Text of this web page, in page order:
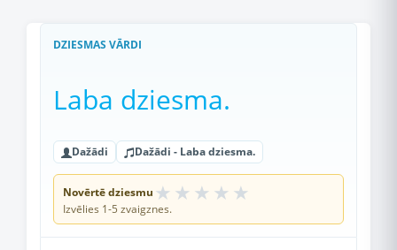
DZIESMAS VĀRDI
Laba dziesma.
Dažādi Dažādi - Laba dziesma.
Novērtē dziesmu ★ ★ ★ ★ ★
Izvēlies 1-5 zvaigznes.